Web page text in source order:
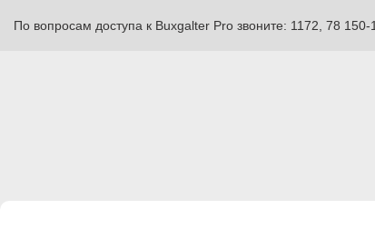
По вопросам доступа к Buxgalter Pro звоните: 1172, 78 150-